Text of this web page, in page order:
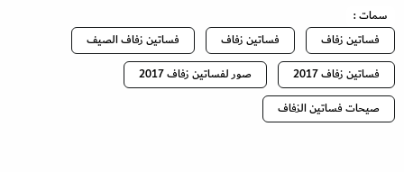
سمات :
فساتين زفاف
فساتين زفاف
فساتين زفاف الصيف
فساتين زفاف 2017
صور لفساتين زفاف 2017
صيحات فساتين الزفاف